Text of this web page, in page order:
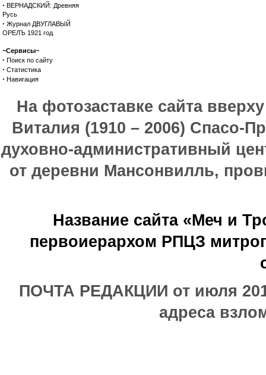
· ВЕРНАДСКИЙ: Древняя
Русь
· Журнал ДВУГЛАВЫЙ
ОРЕЛЪ 1921 год
~Сервисы~
· Поиск по сайту
· Статистика
· Навигация
На фотозаставке сайта
Виталия (1910 – 2006) Спасо-
духовно-административный
от деревни Мансонвилль,
Название сайта «Меч и
первоиерархом РПЦЗ
ПОЧТА РЕДАКЦИИ от июля
адреса